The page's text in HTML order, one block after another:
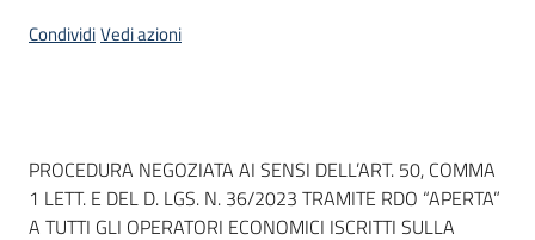
CondividiVedi azioni
Dati del bando
PROCEDURA NEGOZIATA AI SENSI DELL’ART. 50, COMMA
1 LETT. E DEL D. LGS. N. 36/2023 TRAMITE RDO “APERTA”
A TUTTI GLI OPERATORI ECONOMICI ISCRITTI SULLA